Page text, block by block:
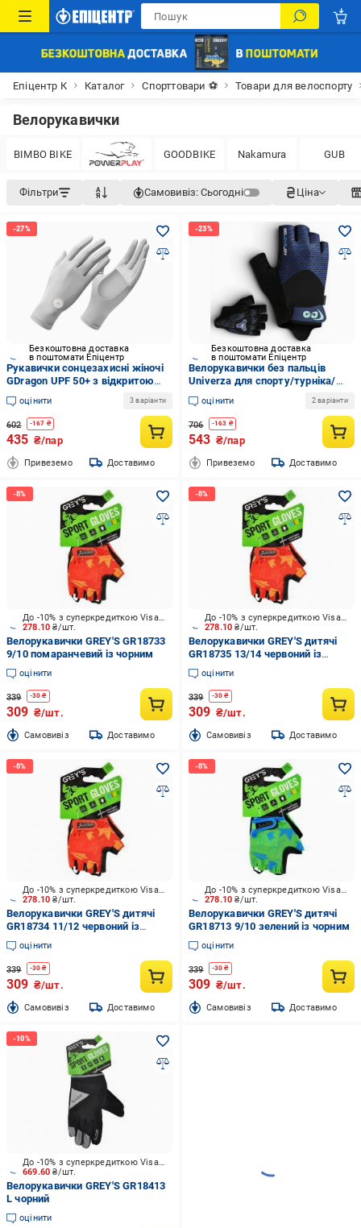
Епіцентр К Каталог Спорттовари ⚽ Товари для велоспорту
Велорукавички
BIMBO BIKE GOODBIKE Nakamura GUB
Фільтри Самовивіз: Сьогодні Ціна
Безкоштовна доставка
в поштомати Епіцентр
Рукавички сонцезахисні жіночі
GDragon UPF 50+ з відкритою
долонею/захистом від УФ Сірий
(68_1_0_1)
оцінити 3 варіанти
602 -167 ₴
435 ₴/пар
Привеземо Доставимо
Безкоштовна доставка
в поштомати Епіцентр
Велорукавички без пальців
Univerza для спорту/турніка/
велосипеда Синій
оцінити 2 варіанти
706 -163 ₴
543 ₴/пар
Привеземо Доставимо
278.10₴/шт.
До -10% з суперкредиткою Visa Вигода
Велорукавички GREY'S GR18733
9/10 помаранчевий із чорним
оцінити
339 -30 ₴
309 ₴/шт.
Cамовивіз Доставимо
278.10₴/шт.
До -10% з суперкредиткою Visa Вигода
Велорукавички GREY'S дитячі
GR18735 13/14 червоний із
чорним
оцінити
339 -30 ₴
309 ₴/шт.
Cамовивіз Доставимо
278.10₴/шт.
До -10% з суперкредиткою Visa Вигода
Велорукавички GREY'S дитячі
GR18734 11/12 червоний із
чорним
оцінити
339 -30 ₴
309 ₴/шт.
Cамовивіз Доставимо
278.10₴/шт.
До -10% з суперкредиткою Visa Вигода
Велорукавички GREY'S дитячі
GR18713 9/10 зелений із чорним
оцінити
339 -30 ₴
309 ₴/шт.
Cамовивіз Доставимо
669.60₴/шт.
До -10% з суперкредиткою Visa Вигода
Велорукавички GREY'S GR18413
L чорний
оцінити